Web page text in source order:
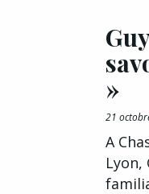
»
21
A
Lyon,